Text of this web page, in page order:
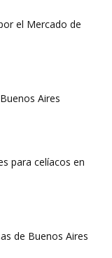
el Mercado de
Aires
para celíacos en
de Buenos Aires